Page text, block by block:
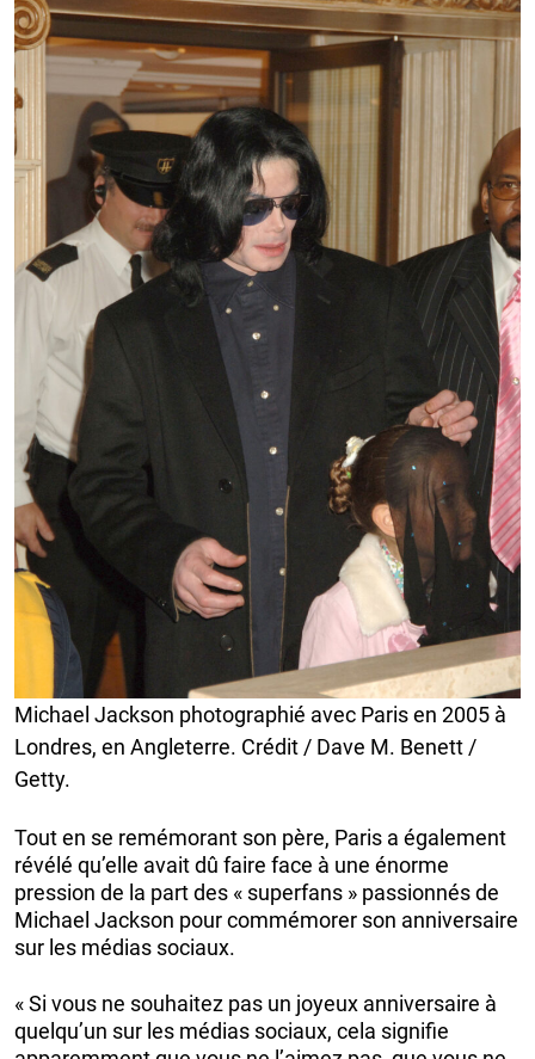
Michael Jackson photographié avec Paris en 2005 à
Londres, en Angleterre. Crédit / Dave M. Benett /
Getty.
Tout en se remémorant son père, Paris a également
révélé qu’elle avait dû faire face à une énorme
pression de la part des « superfans » passionnés de
Michael Jackson pour commémorer son anniversaire
sur les médias sociaux.
« Si vous ne souhaitez pas un joyeux anniversaire à
quelqu’un sur les médias sociaux, cela signifie